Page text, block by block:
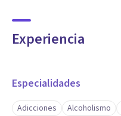
Experiencia
Especialidades
Adicciones Alcoholismo